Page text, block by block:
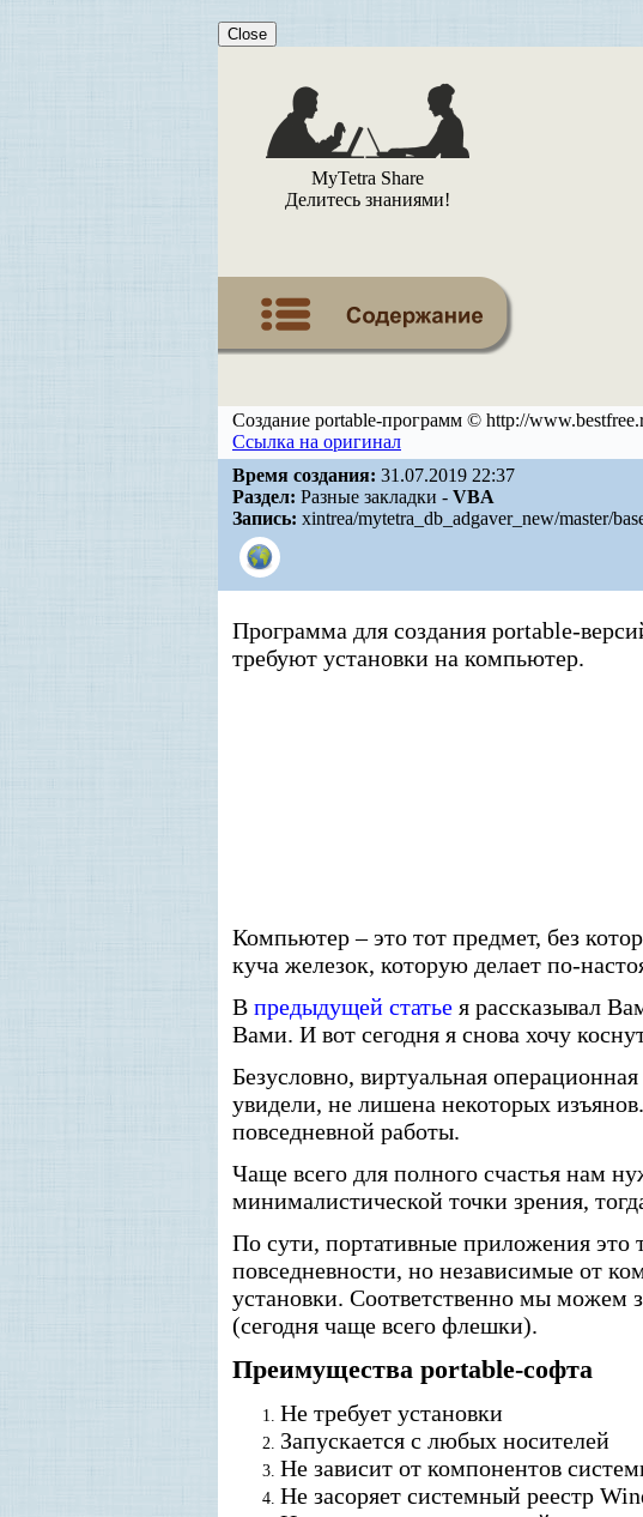
Close
MyTetra Share
Делитесь знаниями!
Создание portable-программ © http://
Ссылка на оригинал
Время создания: 31.07.2019 22:37
Раздел: Разные закладки - VBA
Запись: xintrea/mytetra_db_adgaver_new/master/
Программа для создания portable-
требуют установки на компьютер.
Компьютер – это тот предмет, без
куча железок, которую делает по-
В предыдущей статье я рассказывал
Вами. И вот сегодня я снова хочу
Безусловно, виртуальная
увидели, не лишена некоторых
повседневной работы.
Чаще всего для полного счастья нам
минималистической точки зрения,
По сути, портативные приложения
повседневности, но независимые от
установки. Соответственно мы можем
(сегодня чаще всего флешки).
Преимущества portable-софта
Не требует установки
Запускается с любых носителей
Не зависит от компонентов
Не засоряет системный реестр